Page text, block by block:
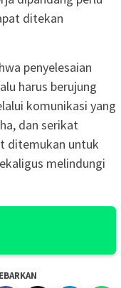
ditekan
penyelesaian
harus berujung
komunikasi yang
dan serikat
ditemukan untuk
melindungi